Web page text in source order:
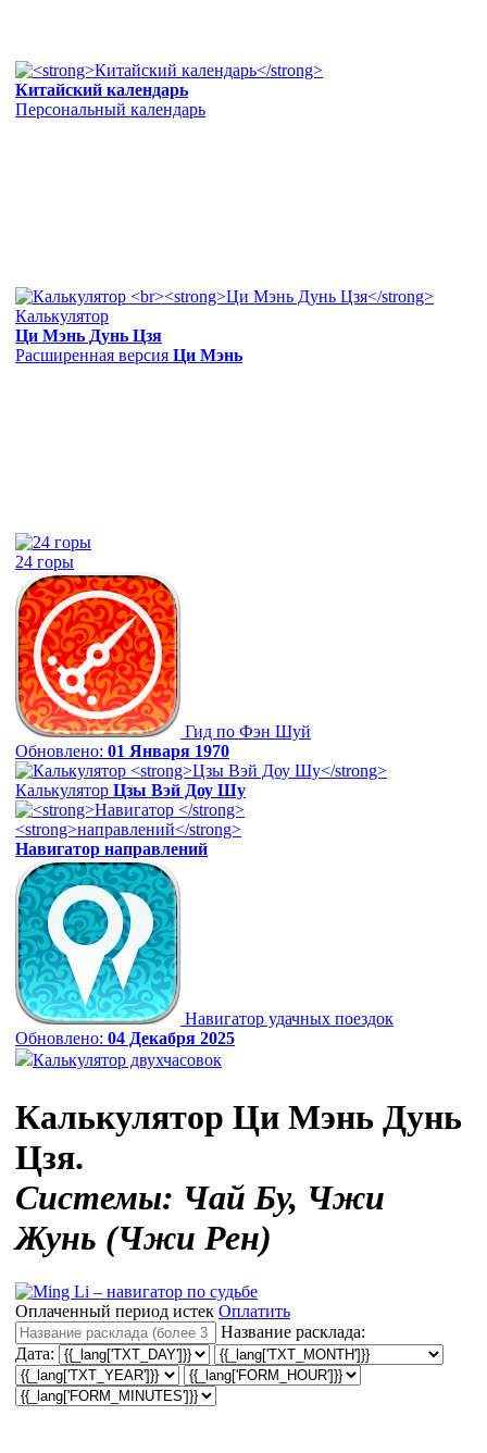
Китайский календарь
Персональный календарь
Калькулятор
Ци Мэнь Дунь Цзя
Расширенная версия Ци Мэнь
24 горы
Гид по Фэн Шуй
Обновлено: 01 Января 1970
Калькулятор Цзы Вэй Доу Шу
Навигатор направлений
Навигатор удачных поездок
Обновлено: 04 Декабря 2025
Калькулятор двухчасовок
Калькулятор Ци Мэнь Дунь
Цзя.
Системы: Чай Бу, Чжи
Жунь (Чжи Рен)
Оплаченный период истек Оплатить
Название расклада:
Дата: